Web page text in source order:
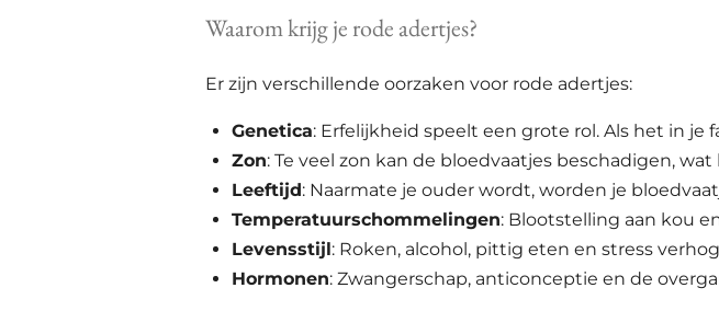
Waarom krijg je rode adertjes?
Er zijn verschillende oorzaken voor rode adertjes:
Genetica: Erfelijkheid speelt een grote rol. Als het in je
Zon: Te veel zon kan de bloedvaatjes beschadigen,
Leeftijd: Naarmate je ouder wordt, worden je
Temperatuurschommelingen: Blootstelling aan kou
Levensstijl: Roken, alcohol, pittig eten en stress
Hormonen: Zwangerschap, anticonceptie en de